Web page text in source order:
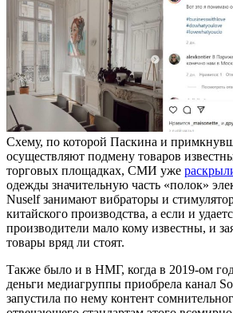
Схему, по которой Паскина и
осуществляют подмену товаров
торговых площадках, СМИ уже
одежды значительную часть «полок»
Nuself занимают вибраторы и
китайского производства, а если и
производители мало кому известны, и
товары вряд ли стоят.
Также было и в НМГ, когда в 2019-ом
деньги медиагруппы приобрела канал
запустила по нему контент